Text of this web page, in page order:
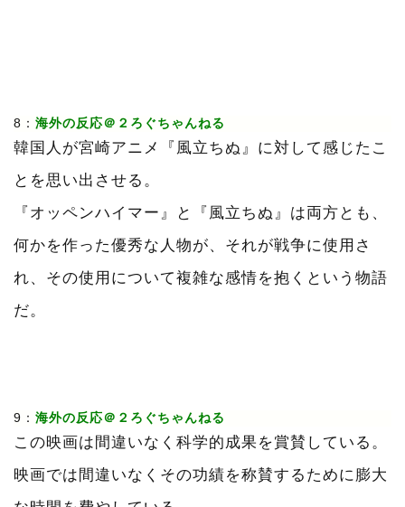
8： 海外の反応＠２ろぐちゃんねる
韓国人が宮崎アニメ『風立ちぬ』に対して感じたこ
とを思い出させる。
『オッペンハイマー』と『風立ちぬ』は両方とも、
何かを作った優秀な人物が、それが戦争に使用さ
れ、その使用について複雑な感情を抱くという物語
だ。
9： 海外の反応＠２ろぐちゃんねる
この映画は間違いなく科学的成果を賞賛している。
映画では間違いなくその功績を称賛するために膨大